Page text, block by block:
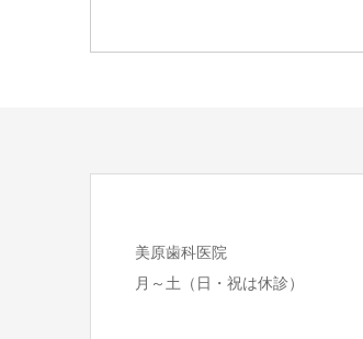
美原歯科医院
月～土（日・祝は休診）